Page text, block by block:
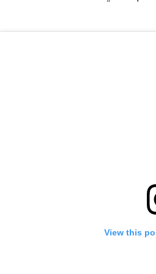
View this